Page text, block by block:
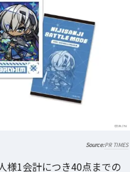
PR TIMES
様1会計につき40点までの